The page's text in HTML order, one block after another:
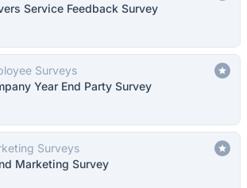
Service Feedback Survey
Surveys
Year End Party Survey
Surveys
Marketing Survey